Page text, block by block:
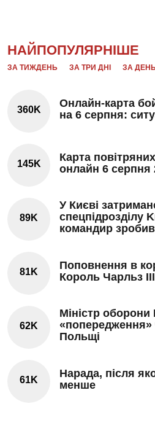
НАЙПОПУЛЯРНІШЕ
ЗА ТИЖДЕНЬ ЗА ТРИ ДНІ ЗА
360K
Онлайн-карта
на 6 серпня:
145K
Карта
онлайн 6 серпня
89K
У Києві
спецпідрозділу
командир
81K
Поповнення в
Король Чарльз
62K
Міністр оборони
«попередження»
Польщі
61K
Нарада, після
менше